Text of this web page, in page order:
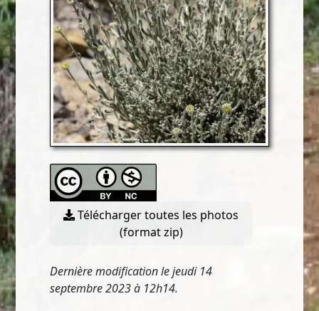
Télécharger toutes les photos
(format zip)
Dernière modification le jeudi 14
septembre 2023 à 12h14.